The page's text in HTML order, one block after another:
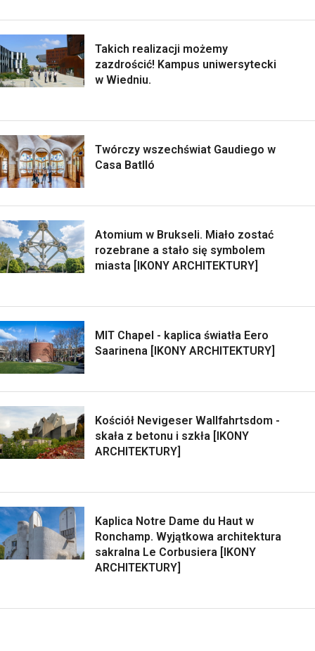
Takich realizacji możemy
zazdrościć! Kampus uniwersytecki
w Wiedniu.
Twórczy wszechświat Gaudiego w
Casa Batlló
Atomium w Brukseli. Miało zostać
rozebrane a stało się symbolem
miasta [IKONY ARCHITEKTURY]
MIT Chapel - kaplica światła Eero
Saarinena [IKONY ARCHITEKTURY]
Kościół Nevigeser Wallfahrtsdom -
skała z betonu i szkła [IKONY
ARCHITEKTURY]
Kaplica Notre Dame du Haut w
Ronchamp. Wyjątkowa architektura
sakralna Le Corbusiera [IKONY
ARCHITEKTURY]